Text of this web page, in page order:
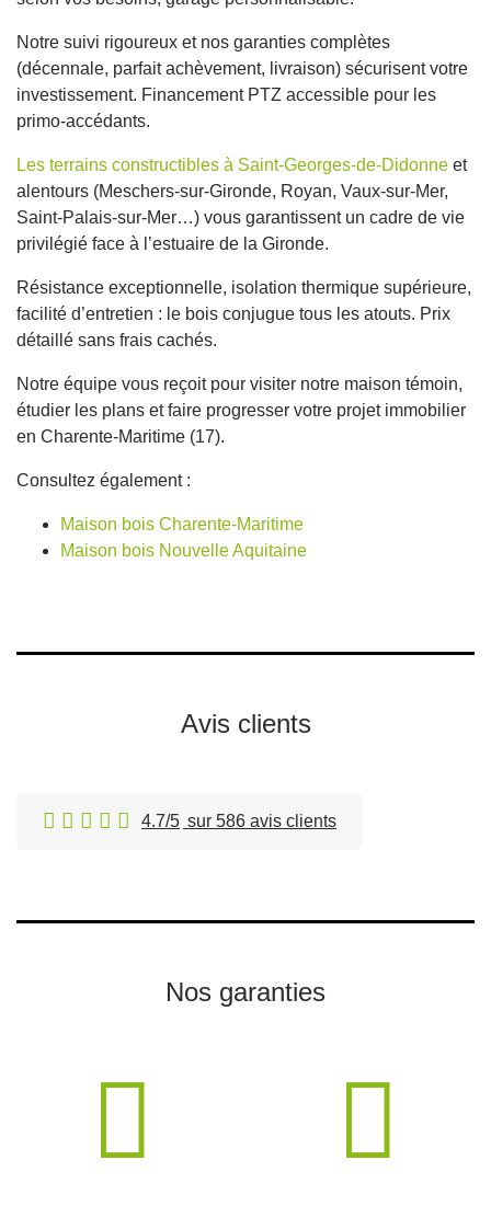
Notre suivi rigoureux et nos garanties complètes
(décennale, parfait achèvement, livraison) sécurisent votre
investissement. Financement PTZ accessible pour les
primo-accédants.
Les terrains constructibles à Saint-Georges-de-Didonne et
alentours (Meschers-sur-Gironde, Royan, Vaux-sur-Mer,
Saint-Palais-sur-Mer…) vous garantissent un cadre de vie
privilégié face à l’estuaire de la Gironde.
Résistance exceptionnelle, isolation thermique supérieure,
facilité d’entretien : le bois conjugue tous les atouts. Prix
détaillé sans frais cachés.
Notre équipe vous reçoit pour visiter notre maison témoin,
étudier les plans et faire progresser votre projet immobilier
en Charente-Maritime (17).
Consultez également :
Maison bois Charente-Maritime
Maison bois Nouvelle Aquitaine
Avis clients
4.7/5 sur 586 avis clients
Nos garanties